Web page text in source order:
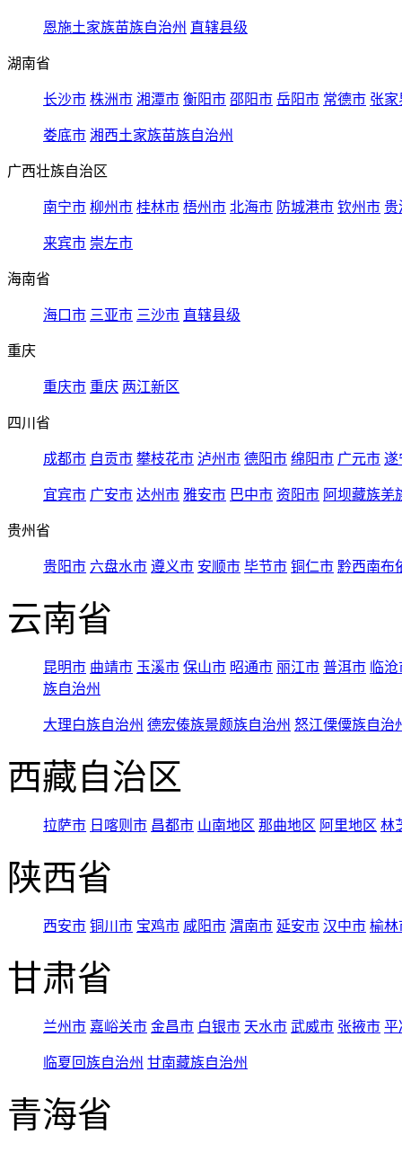
恩施土家族苗族自治州 直辖县级
湖南省
长沙市 株洲市 湘潭市 衡阳市 邵阳市 岳阳市 常德市 张家
娄底市 湘西土家族苗族自治州
广西壮族自治区
南宁市 柳州市 桂林市 梧州市 北海市 防城港市 钦州市 贵
来宾市 崇左市
海南省
海口市 三亚市 三沙市 直辖县级
重庆
重庆市 重庆 两江新区
四川省
成都市 自贡市 攀枝花市 泸州市 德阳市 绵阳市 广元市 遂
宜宾市 广安市 达州市 雅安市 巴中市 资阳市 阿坝藏族羌
贵州省
贵阳市 六盘水市 遵义市 安顺市 毕节市 铜仁市 黔西南布
云南省
昆明市 曲靖市 玉溪市 保山市 昭通市 丽江市 普洱市 临
族自治州
大理白族自治州 德宏傣族景颇族自治州 怒江傈僳族自治
西藏自治区
拉萨市 日喀则市 昌都市 山南地区 那曲地区 阿里地区 林
陕西省
西安市 铜川市 宝鸡市 咸阳市 渭南市 延安市 汉中市 榆林
甘肃省
兰州市 嘉峪关市 金昌市 白银市 天水市 武威市 张掖市 平
临夏回族自治州 甘南藏族自治州
青海省